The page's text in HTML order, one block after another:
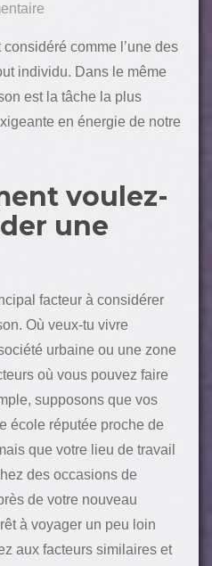
considéré comme l’une des
individu. Dans le même
est la tâche la plus
en énergie de notre
voulez-
une
facteur à considérer
Où veux-tu vivre
urbaine ou une zone
où vous pouvez faire
supposons que vos
école réputée proche de
que votre lieu de travail
des occasions de
de votre nouveau
à voyager un peu loin
aux facteurs similaires et